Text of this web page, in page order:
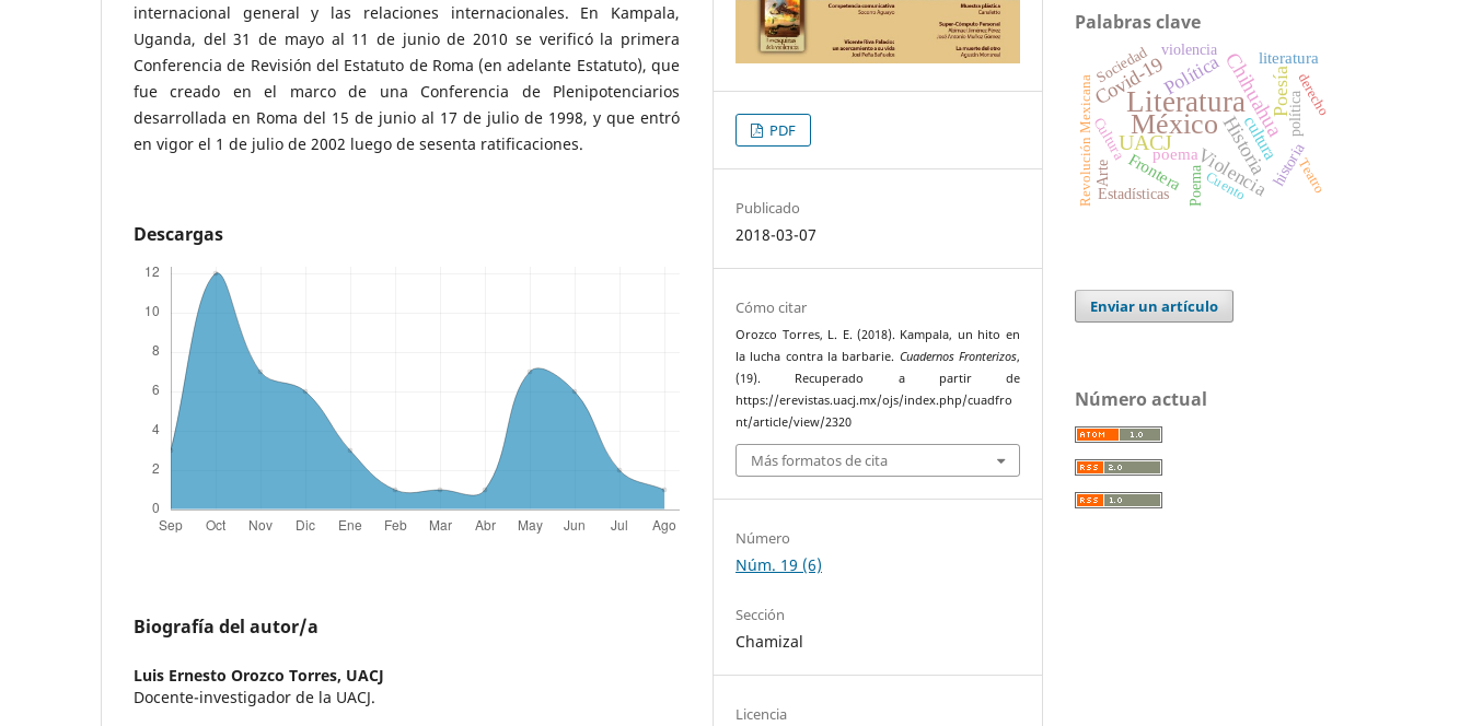
internacional general y las relaciones internacionales. En Kampala,
Uganda, del 31 de mayo al 11 de junio de 2010 se verificó la primera
Conferencia de Revisión del Estatuto de Roma (en adelante Estatuto), que
fue creado en el marco de una Conferencia de Plenipotenciarios
desarrollada en Roma del 15 de junio al 17 de julio de 1998, y que entró
en vigor el 1 de julio de 2002 luego de sesenta ratificaciones.
Descargas
Biografía del autor/a
Luis Ernesto Orozco Torres, UACJ
Docente-investigador de la UACJ.
PDF
Publicado
2018-03-07
Cómo citar
Orozco Torres, L. E. (2018). Kampala, un hito en
la lucha contra la barbarie. Cuadernos Fronterizos,
(19). Recuperado a partir de
https://erevistas.uacj.mx/ojs/index.php/cuadfro
nt/article/view/2320
Más formatos de cita
Número
Núm. 19 (6)
Sección
Chamizal
Licencia
Palabras clave
Literatura
México
UACJ
Chihuahua
Historia
Covid-19 Poesía
Violencia
Política
cultura
poema
Frontera
literatura
Estadísticas
política
historia
Cultura
Poema
Arte
Sociedad violencia
derecho
Teatro
Revolución Mexicana Cuento
Enviar un artículo
Número actual